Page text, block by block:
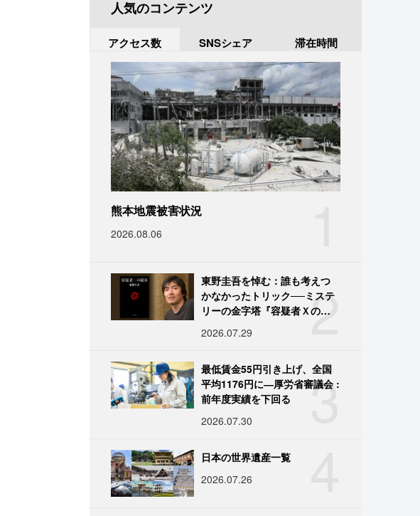
人気のコンテンツ
アクセス数 SNSシェア 滞在時間
熊本地震被害状況
2026.08.06
2
東野圭吾を悼む：誰も考えつ
かなかったトリック──ミステ
リーの金字塔『容疑者Ｘの献
2026.07.29
3
最低賃金55円引き上げ、全国
平均1176円に―厚労省審議会 :
前年度実績を下回る
2026.07.30
日本の世界遺産一覧
2026.07.26